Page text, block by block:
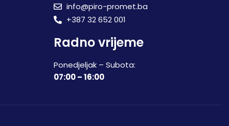
info@piro-promet.ba
+387 32 652 001
Radno vrijeme
Ponedjeljak – Subota:
07:00 – 16:00